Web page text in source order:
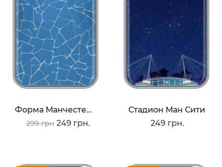
Форма Манчестер Сити
299 грн 249 грн.
Стадион Ман Сити
249 грн.